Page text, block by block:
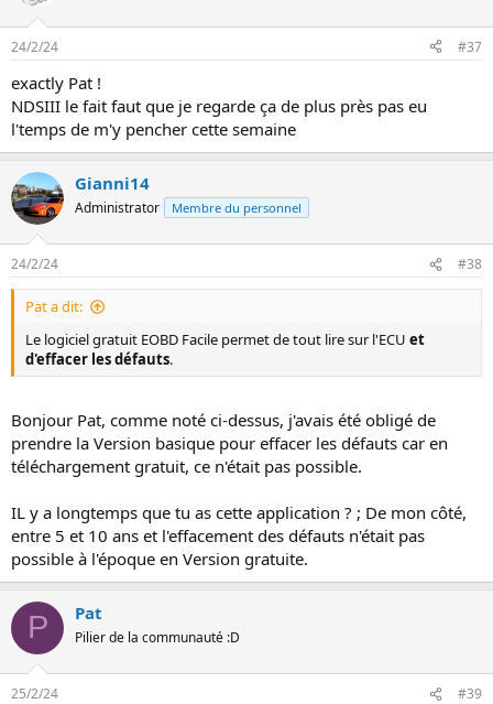
24/2/24 #37
exactly Pat !
NDSIII le fait faut que je regarde ça de plus près pas eu
l'temps de m'y pencher cette semaine
Gianni14
Administrator Membre du personnel
24/2/24 #38
Pat a dit:
Le logiciel gratuit EOBD Facile permet de tout lire sur l'ECU et
d'effacer les défauts.
Bonjour Pat, comme noté ci-dessus, j'avais été obligé de
prendre la Version basique pour effacer les défauts car en
téléchargement gratuit, ce n'était pas possible.
IL y a longtemps que tu as cette application ? ; De mon côté,
entre 5 et 10 ans et l'effacement des défauts n'était pas
possible à l'époque en Version gratuite.
P Pat
Pilier de la communauté :D
25/2/24 #39